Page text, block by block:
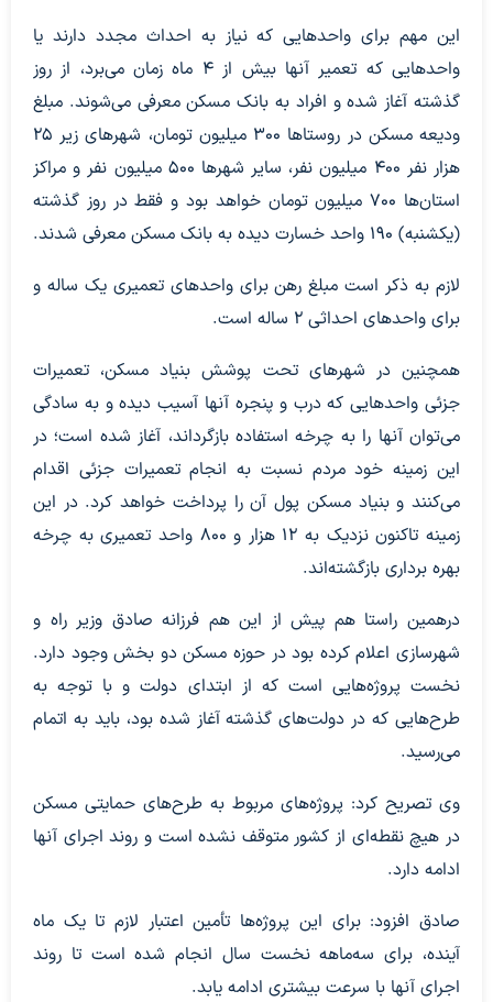
این مهم برای واحد‌هایی که نیاز به احداث مجدد دارند یا
واحد‌هایی که تعمیر آنها بیش از ۴ ماه زمان می‌برد، از روز
گذشته آغاز شده و افراد به بانک مسکن معرفی می‌شوند. مبلغ
ودیعه مسکن در روستا‌ها ۳۰۰ میلیون تومان، شهر‌های زیر ۲۵
هزار نفر ۴۰۰ میلیون نفر، سایر شهر‌ها ۵۰۰ میلیون نفر و مراکز
استان‌ها ۷۰۰ میلیون تومان خواهد بود و فقط در روز گذشته
(یکشنبه) ۱۹۰ واحد خسارت دیده به بانک مسکن معرفی شدند.
لازم به ذکر است مبلغ رهن برای واحد‌های تعمیری یک ساله و
برای واحد‌های احداثی ۲ ساله است.
همچنین در شهر‌های تحت پوشش بنیاد مسکن، تعمیرات
جزئی واحد‌هایی که درب و پنجره آنها آسیب دیده و به سادگی
می‌توان آنها را به چرخه استفاده بازگرداند، آغاز شده است؛ در
این زمینه خود مردم نسبت به انجام تعمیرات جزئی اقدام
می‌کنند و بنیاد مسکن پول آن را پرداخت خواهد کرد. در این
زمینه تاکنون نزدیک به ۱۲ هزار و ۸۰۰ واحد تعمیری به چرخه
بهره برداری بازگشته‌اند.
درهمین راستا هم پیش از این هم فرزانه صادق وزیر راه و
شهرسازی اعلام کرده بود در حوزه مسکن دو بخش وجود دارد.
نخست پروژه‌هایی است که از ابتدای دولت و با توجه به
طرح‌هایی که در دولت‌های گذشته آغاز شده بود، باید به اتمام
می‌رسید.
وی تصریح کرد: پروژه‌های مربوط به طرح‌های حمایتی مسکن
در هیچ نقطه‌ای از کشور متوقف نشده است و روند اجرای آنها
ادامه دارد.
صادق افزود: برای این پروژه‌ها تأمین اعتبار لازم تا یک ماه
آینده، برای سه‌ماهه نخست سال انجام شده است تا روند
اجرای آنها با سرعت بیشتری ادامه یابد.